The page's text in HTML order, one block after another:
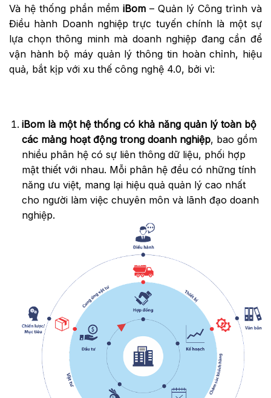
Và hệ thống phần mềm iBom – Quản lý Công trình và
Điều hành Doanh nghiệp trực tuyến chính là một sự
lựa chọn thông minh mà doanh nghiệp đang cần để
vận hành bộ máy quản lý thông tin hoàn chỉnh, hiệu
quả, bắt kịp với xu thế công nghệ 4.0, bởi vì:
iBom là một hệ thống có khả năng quản lý toàn bộ
các mảng hoạt động trong doanh nghiệp, bao gồm
nhiều phân hệ có sự liên thông dữ liệu, phối hợp
mật thiết với nhau. Mỗi phân hệ đều có những tính
năng ưu việt, mang lại hiệu quả quản lý cao nhất
cho người làm việc chuyên môn và lãnh đạo doanh
nghiệp.